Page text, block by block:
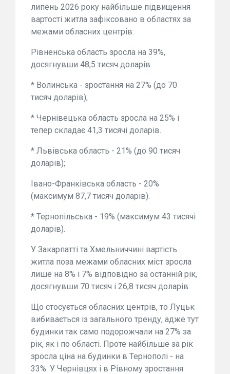
липень 2026 року найбільше підвищення
вартості житла зафіксовано в областях за
межами обласних центрів:
Рівненська область зросла на 39%,
досягнувши 48,5 тисяч доларів.
* Волинська - зростання на 27% (до 70
тисяч доларів);
* Чернівецька область зросла на 25% і
тепер складає 41,3 тисячі доларів.
* Львівська область - 21% (до 90 тисяч
доларів);
Івано-Франківська область - 20%
(максимум 87,7 тисяч доларів).
* Тернопільська - 19% (максимум 43 тисячі
доларів).
У Закарпатті та Хмельниччині вартість
житла поза межами обласних міст зросла
лише на 8% і 7% відповідно за останній рік,
досягнувши 70 тисяч і 26,8 тисяч доларів.
Що стосується обласних центрів, то Луцьк
вибивається із загального тренду, адже тут
будинки так само подорожчали на 27% за
рік, як і по області. Проте найбільше за рік
зросла ціна на будинки в Тернополі - на
33%. У Чернівцях і в Рівному зростання